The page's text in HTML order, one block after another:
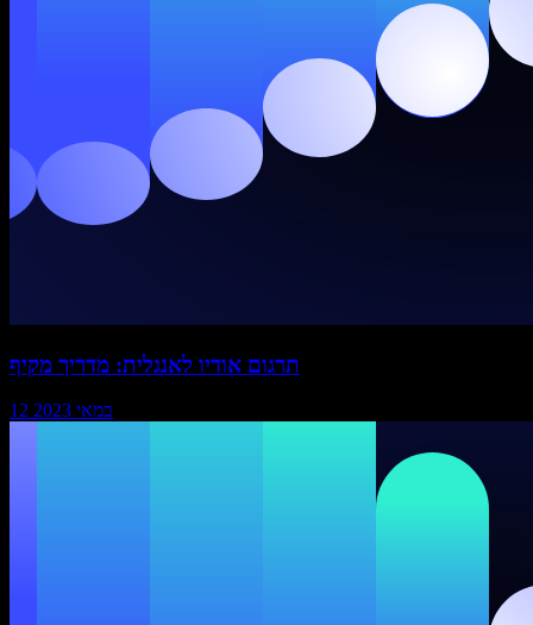
תרגום אודיו לאנגלית: מדריך מקיף
12 במאי 2023